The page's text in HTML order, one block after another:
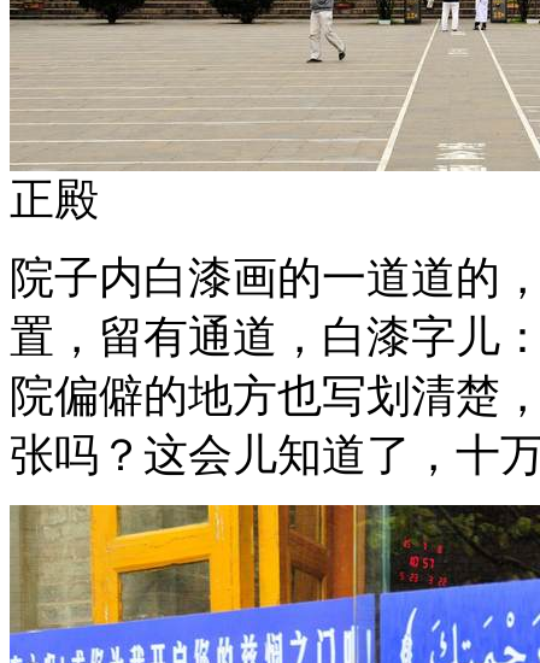
正殿
院子内白漆画的一道道的
置，留有通道，白漆字儿
院偏僻的地方也写划清楚
张吗？这会儿知道了，十